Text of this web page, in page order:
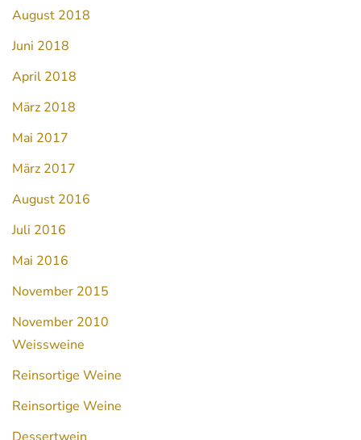
August 2018
Juni 2018
April 2018
März 2018
Mai 2017
März 2017
August 2016
Juli 2016
Mai 2016
November 2015
November 2010
Weissweine
Reinsortige Weine
Reinsortige Weine